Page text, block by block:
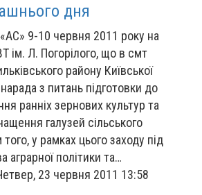
дня
9-10 червня 2011 року на
ім. Л. Погорілого, що в смт
району Київської
з питань підготовки до
ранніх зернових культур та
галузей сільського
у рамках цього заходу під
аграрної політики та…
23 червня 2011 13:58